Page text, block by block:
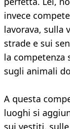
invece
lavorava, sulla
strade e sui
la competenza
sugli animali
A questa
luoghi si
sui vestiti,